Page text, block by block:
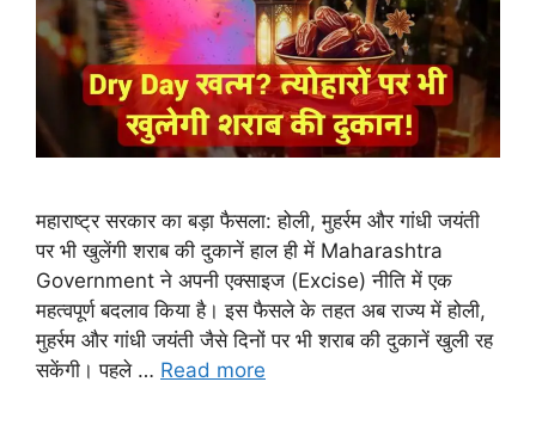
महाराष्ट्र सरकार का बड़ा फैसला: होली, मुहर्रम और गांधी जयंती
पर भी खुलेंगी शराब की दुकानें हाल ही में Maharashtra
Government ने अपनी एक्साइज (Excise) नीति में एक
महत्वपूर्ण बदलाव किया है। इस फैसले के तहत अब राज्य में होली,
मुहर्रम और गांधी जयंती जैसे दिनों पर भी शराब की दुकानें खुली रह
सकेंगी। पहले … Read more